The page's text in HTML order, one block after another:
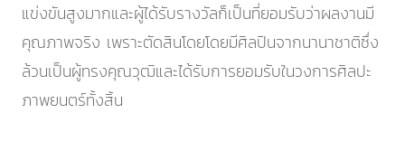
แข่งขันสูงมากและผู้ได้รับรางวัลก็เป็นที่ยอมรับว่าผลงานมี
คุณภาพจริง เพราะตัดสินโดยโดยมีศิลปินจากนานาชาติซึ่ง
ล้วนเป็นผู้ทรงคุณวุฒิและได้รับการยอมรับในวงการศิลปะ
ภาพยนตร์ทั้งสิ้น